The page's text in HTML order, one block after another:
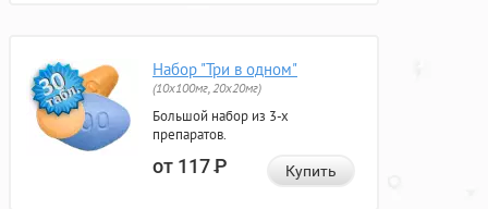
Набор "Три в одном"
(10x100мг, 20x20мг)
Большой набор из 3-х
препаратов.
от 117Р Купить